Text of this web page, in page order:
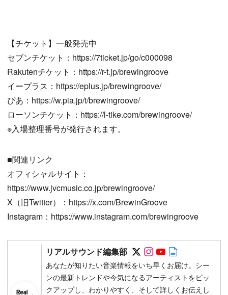
【チケット】一般発売中
セブンチケット：https://7ticket.jp/go/c000098
Rakutenチケット：https://r-t.jp/brewingroove
イープラス：https://eplus.jp/brewingroove/
ぴあ：https://w.pia.jp/t/brewingroove/
ローソンチケット：https://l-tike.com/brewingroove/
※入場整理番号が発行されます。
■関連リンク
オフィシャルサイト：
https://www.jvcmusic.co.jp/brewingroove/
X（旧Twitter）：https://x.com/BrewinGroove
Instagram：https://www.instagram.com/brewingroove
リアルサウンド編集部 Follow on SNS
Follow on SNS
Follow on
あなたが知りたい音楽情報をいち早くお届け。シー
ンの最新トレンドや今気になるアーティストをピッ
クアップし、わかりやすく、そして詳しくお伝えし